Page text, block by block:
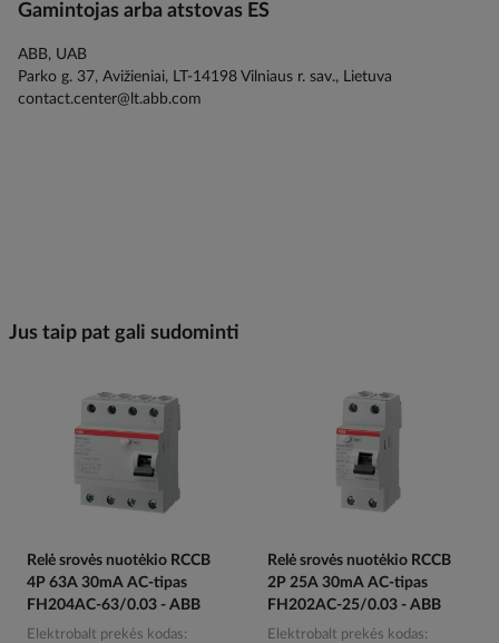
Gamintojas arba atstovas ES
ABB, UAB
Parko g. 37, Avižieniai, LT-14198 Vilniaus r. sav., Lietuva
contact.center@lt.abb.com
Jus taip pat gali sudominti
Relė srovės nuotėkio RCCB
4P 63A 30mA AC-tipas
FH204AC-63/0.03 - ABB
Elektrobalt prekės kodas
Relė srovės nuotėkio RCCB
2P 25A 30mA AC-tipas
FH202AC-25/0.03 - ABB
Elektrobalt prekės kodas